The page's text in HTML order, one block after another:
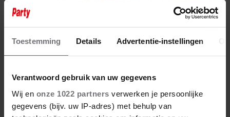
Toestemming Details Advertentie-instellingen
Verantwoord gebruik van uw gegevens
Wij en onze 1022 partners verwerken je persoonlijke
gegevens (bijv. uw IP-adres) met behulp van